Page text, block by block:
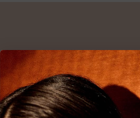
?
qu’au Moyen-Âge. Son
un rôle utilitaire. Elle permettait
était portée indifféremment par
femmes. Aujourd’hui